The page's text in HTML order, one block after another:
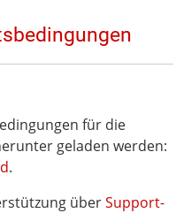
für die
geladen werden:
.
überSupport-